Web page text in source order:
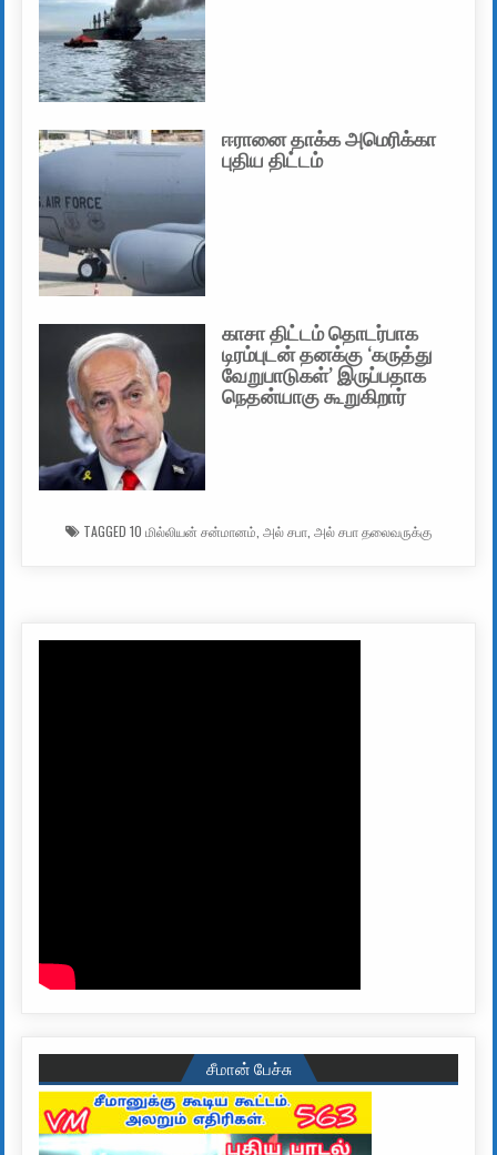
ஈரானை தாக்க அமெரிக்கா
புதிய திட்டம்
காசா திட்டம் தொடர்பாக
டிரம்புடன் தனக்கு ‘கருத்து
வேறுபாடுகள்’ இருப்பதாக
நெதன்யாகு கூறுகிறார்
TAGGED 10 மில்லியன் சன்மானம் அல் சபா அல் சபா தலைவருக்கு
சீமான் பேச்சு